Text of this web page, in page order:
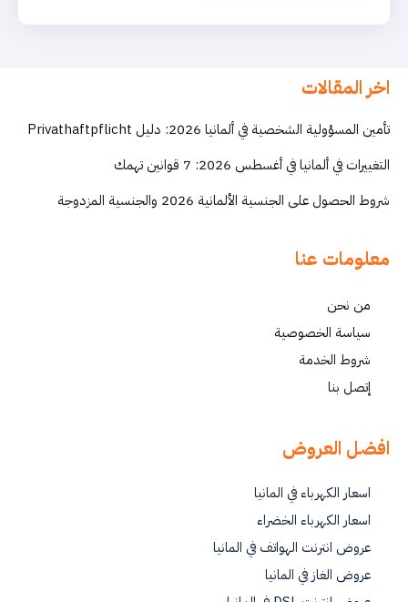
اخر المقالات
تأمين المسؤولية الشخصية في ألمانيا 2026: دليل Privathaftpflicht
التغييرات في ألمانيا في أغسطس 2026: 7 قوانين تهمك
شروط الحصول على الجنسية الألمانية 2026 والجنسية المزدوجة
معلومات عنا
من نحن
سياسة الخصوصية
شروط الخدمة
إتصل بنا
افضل العروض
اسعار الكهرباء في المانيا
اسعار الكهرباء الخضراء
عروض انترنت الهواتف في المانيا
عروض الغاز في المانيا